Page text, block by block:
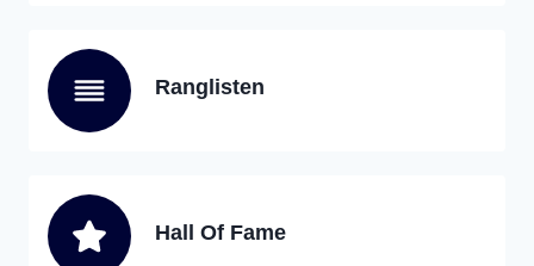
Ranglisten
Hall Of Fame